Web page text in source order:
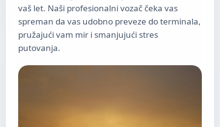
vaš let. Naši profesionalni vozač čeka vas
spreman da vas udobno preveze do terminala,
pružajući vam mir i smanjujući stres
putovanja.